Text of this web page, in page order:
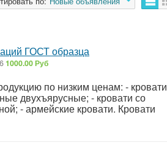
ГОСТ образца
1000.00 Руб
по низким ценам: - кровати
двухъярусные; - кровати со
- армейские кровати. Кровати